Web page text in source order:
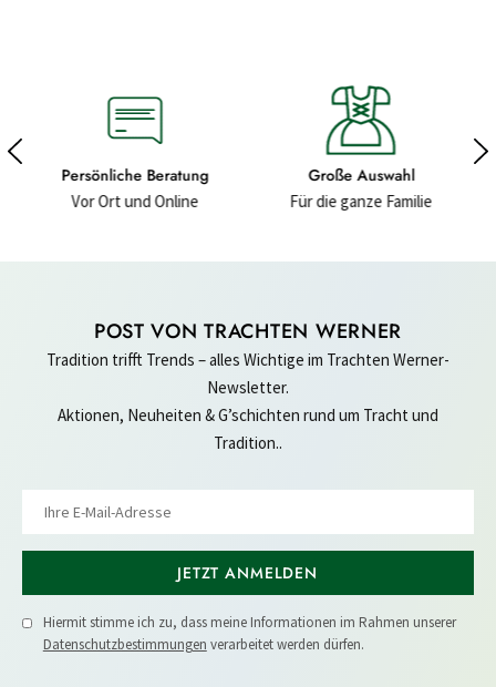
Große Auswahl
Für die ganze Familie
Hochwertige
Für ein gutes
POST VON TRACHTEN WERNER
Tradition trifft Trends – alles Wichtige im Trachten Werner-
Newsletter.
Aktionen, Neuheiten & G’schichten rund um Tracht und
Tradition..
JETZT ANMELDEN
Hiermit stimme ich zu, dass meine Informationen im Rahmen unserer
Datenschutzbestimmungen verarbeitet werden dürfen.